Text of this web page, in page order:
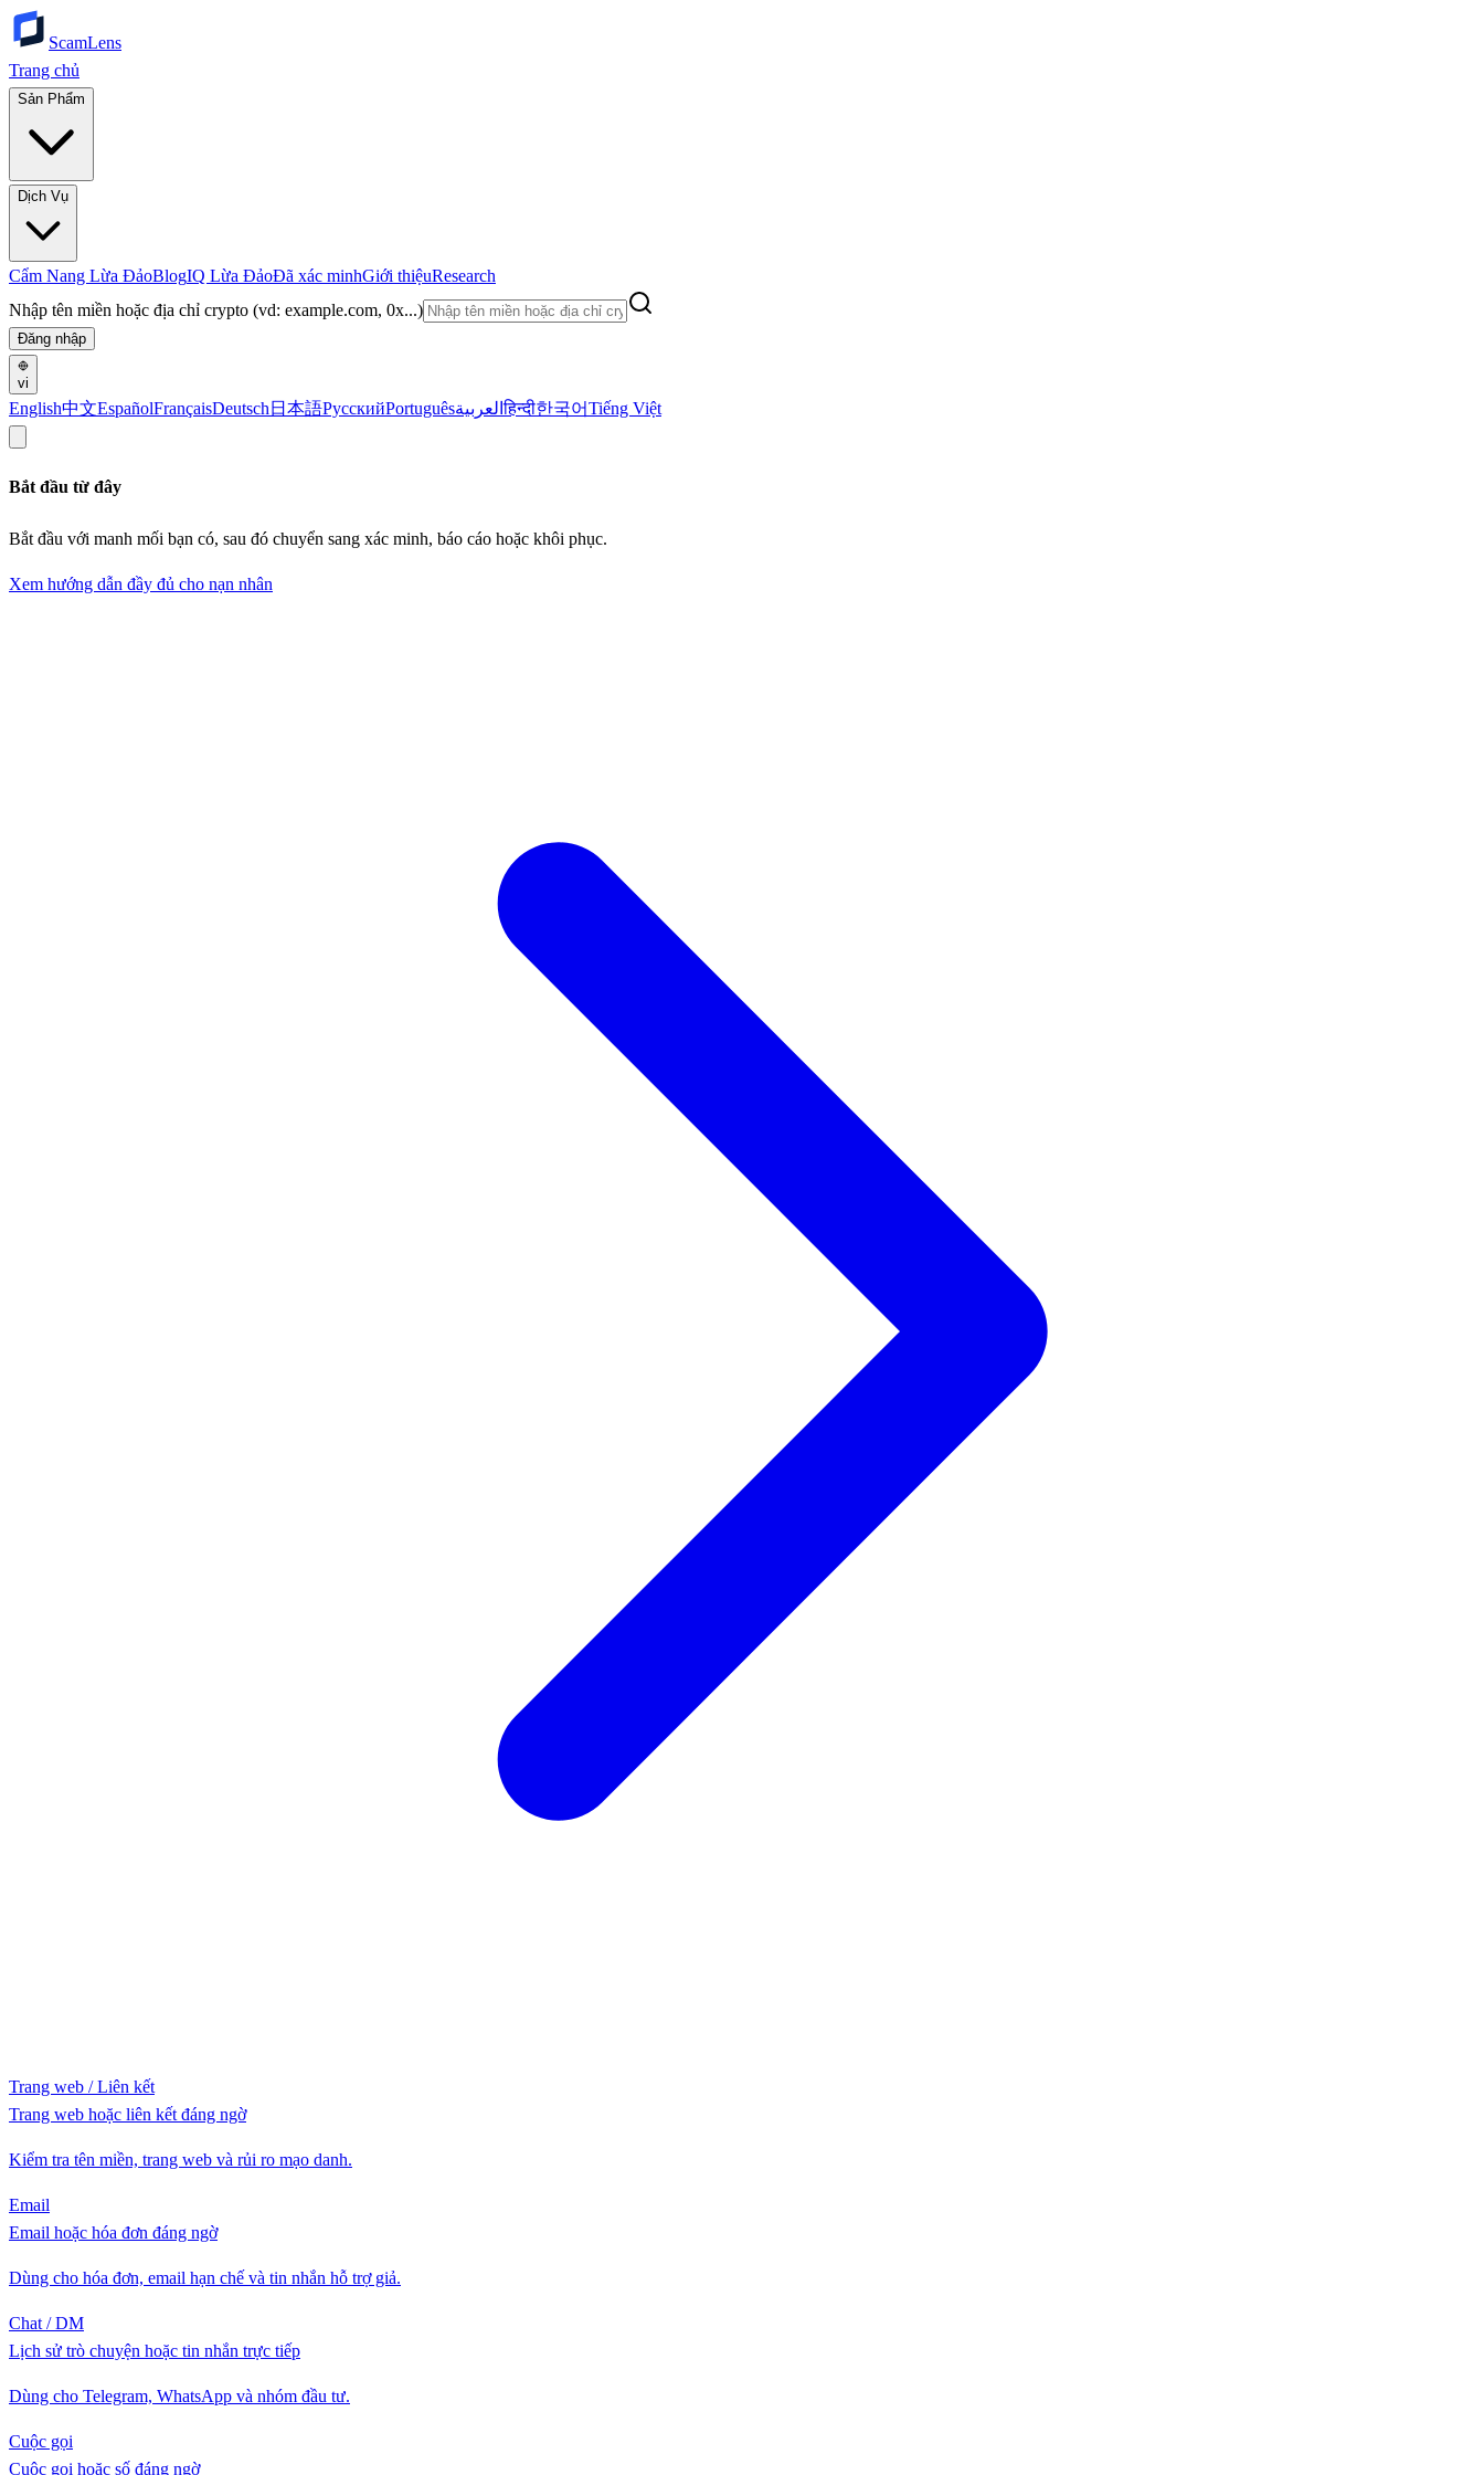
ScamLens
Trang chủ
Sản Phẩm
Dịch Vụ
Cẩm Nang Lừa ĐảoBlogIQ Lừa ĐảoĐã xác minhGiới thiệuResearch
Nhập tên miền hoặc địa chỉ crypto (vd: example.com, 0x...)
Đăng nhập
vi
English中文EspañolFrançaisDeutsch 日本語РусскийPortuguêsالعربيةहिन्दी한국어Tiếng Việt
Bắt đầu từ đây
Bắt đầu với manh mối bạn có, sau đó chuyển sang xác minh, báo cáo hoặc khôi phục.
Xem hướng dẫn đầy đủ cho nạn nhân
Trang web / Liên kết
Trang web hoặc liên kết đáng ngờ
Kiểm tra tên miền, trang web và rủi ro mạo danh.
Email
Email hoặc hóa đơn đáng ngờ
Dùng cho hóa đơn, email hạn chế và tin nhắn hỗ trợ giả.
Chat / DM
Lịch sử trò chuyện hoặc tin nhắn trực tiếp
Dùng cho Telegram, WhatsApp và nhóm đầu tư.
Cuộc gọi
Cuộc gọi hoặc số đáng ngờ